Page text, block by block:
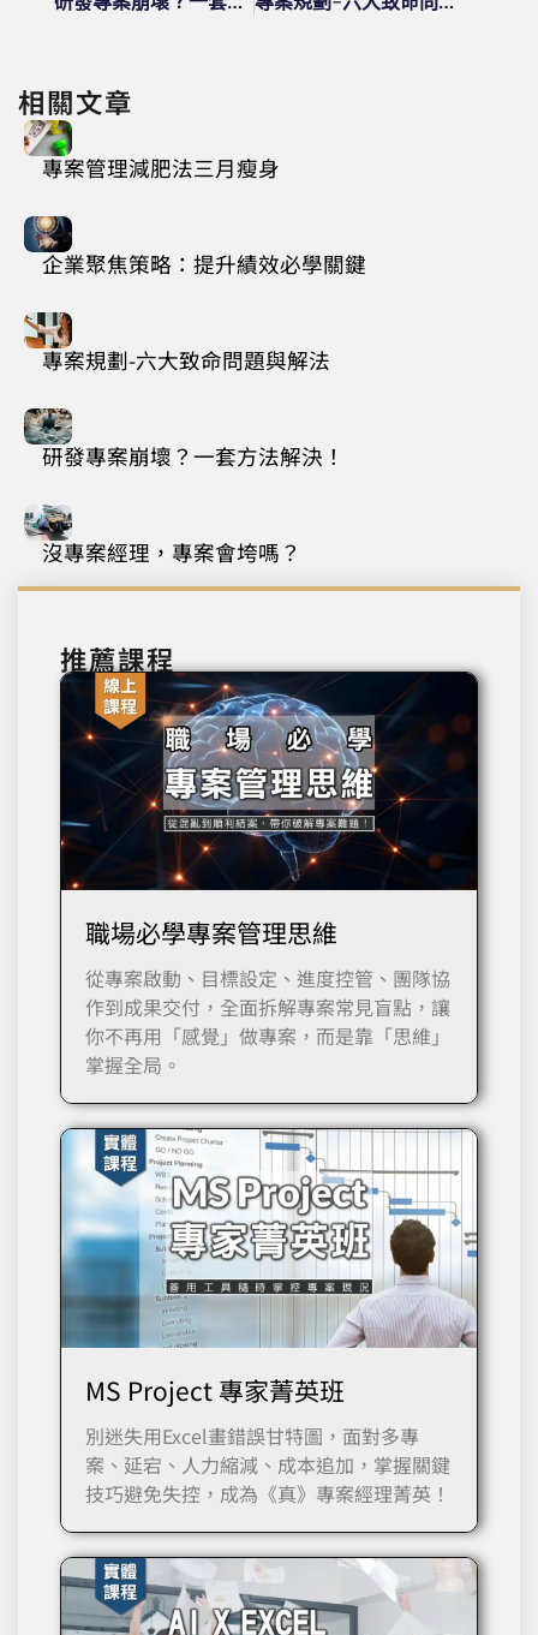
相關文章
專案管理減肥法三月瘦身
企業聚焦策略：提升績效必學關鍵
專案規劃-六大致命問題與解法
研發專案崩壞？一套方法解決！
沒專案經理，專案會垮嗎？
推薦課程
職場必學專案管理思維
從專案啟動、目標設定、進度控管、團隊協
作到成果交付，全面拆解專案常見盲點，讓
你不再用「感覺」做專案，而是靠「思維」
掌握全局。
MS Project 專家菁英班
別迷失用Excel畫錯誤甘特圖，面對多專
案、延宕、人力縮減、成本追加，掌握關鍵
技巧避免失控，成為《真》專案經理菁英！